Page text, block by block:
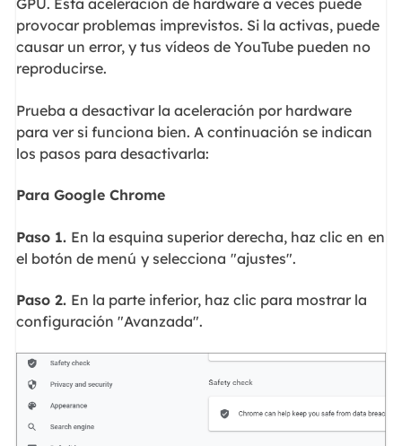
GPU. Esta aceleración de hardware a veces puede
provocar problemas imprevistos. Si la activas, puede
causar un error, y tus vídeos de YouTube pueden no
reproducirse.
Prueba a desactivar la aceleración por hardware
para ver si funciona bien. A continuación se indican
los pasos para desactivarla:
Para Google Chrome
Paso 1. En la esquina superior derecha, haz clic en en
el botón de menú y selecciona "ajustes".
Paso 2. En la parte inferior, haz clic para mostrar la
configuración "Avanzada".